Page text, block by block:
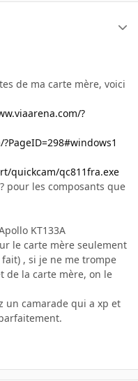
de ma carte mère, voici
?
quickcam/qc811fra.exe
pour les composants que
KT133A
le carte mère seulement
, si je ne me trompe
de la carte mère, on le
un camarade qui a xp et